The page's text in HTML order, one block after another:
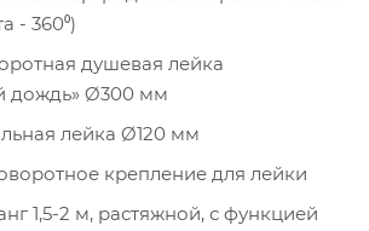
- 360⁰)
душевая лейка
дождь» Ø300 мм
лейка Ø120 мм
крепление для лейки
1,5-2 м, растяжной, с функцией